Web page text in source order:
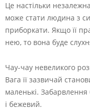
Це настільки
може стати людина з
приборкати. Якщо її
нею, то вона буде
Чау-чау невеликого
Вага її зазвичай
маленькі.
і бежевий.